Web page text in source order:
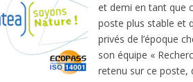
et demi en tant que
poste plus stable et
privés de l’époque
son équipe «
retenu sur ce poste,